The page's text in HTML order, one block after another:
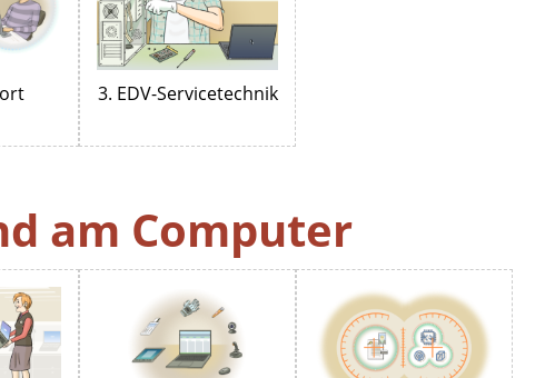
3. EDV-Servicetechnik
am Computer